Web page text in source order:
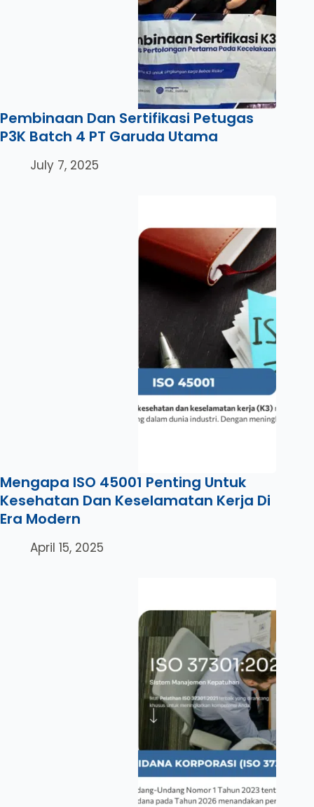
Pembinaan Dan Sertifikasi Petugas
P3K Batch 4 PT Garuda Utama
July 7, 2025
Mengapa ISO 45001 Penting Untuk
Kesehatan Dan Keselamatan Kerja Di
Era Modern
April 15, 2025